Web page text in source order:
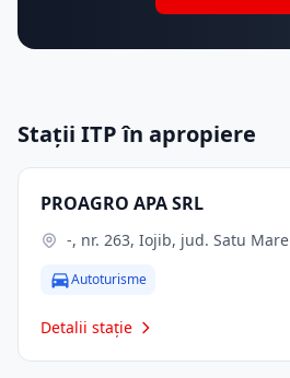
Stații ITP în apropiere
PROAGRO APA SRL
-, nr. 263, Iojib, jud. Satu Mare
Autoturisme
Detalii stație